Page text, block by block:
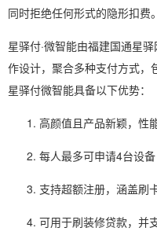
同时拒绝任何形式的隐形扣费。
星驿付·微智能由福建国通星
作设计，聚合多种支付方式，
星驿付微智能具备以下优势：
高颜值且产品新颖，性
每人最多可申请4台设
支持超额注册，涵盖刷
可用于刷装修贷款，并